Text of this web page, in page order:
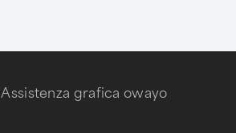
Assistenza grafica owayo